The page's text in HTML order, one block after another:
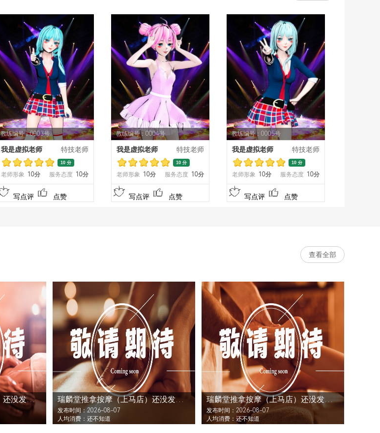
教练编号：0003号
我是虚拟老师 特技老师
10 分
老师形象 10分 服务态度 10分
写点评 点赞
教练编号：0004号
我是虚拟老师 特技老师
10 分
老师形象 10分 服务态度 10分
写点评 点赞
教练编号：0005号
我是虚拟老师 特技老师
10 分
老师形象 10分 服务态度 10分
写点评 点赞
查看全部
瑞麟堂推拿按摩（上马店）还没发布活动 瑞麟堂推拿按摩（上马店）还没发布活动
发布时间：2026-08-07
人均消费：还不知道
瑞麟堂推拿按摩（上马店）还没发布活动
发布时间：2026-08-07
人均消费：还不知道